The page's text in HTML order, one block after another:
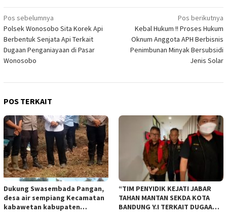
Navigasi
pos
Pos sebelumnya
Polsek Wonosobo Sita Korek Api
Berbentuk Senjata Api Terkait
Dugaan Penganiayaan di Pasar
Wonosobo
Pos berikutnya
Kebal Hukum !! Proses Hukum
Oknum Anggota APH Berbisnis
Penimbunan Minyak Bersubsidi
Jenis Solar
POS TERKAIT
Dukung Swasembada Pangan,
desa air sempiang Kecamatan
kabawetan kabupaten
“TIM PENYIDIK KEJATI JABAR
TAHAN MANTAN SEKDA KOTA
BANDUNG Y.I TERKAIT DUGAAN